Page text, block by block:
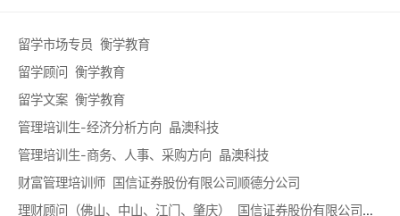
留学市场专员 衡学教育
留学顾问 衡学教育
留学文案 衡学教育
管理培训生-经济分析方向 晶澳科技
管理培训生-商务、人事、采购方向 晶澳科技
财富管理培训师 国信证券股份有限公司顺德分公司
理财顾问（佛山、中山、江门、肇庆） 国信证券股份有限公司顺德分公司